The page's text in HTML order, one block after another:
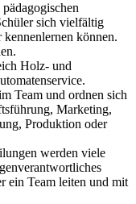
sich vielfältig
können.
Holz- und
Team und ordnen sich
Marketing,
Produktion oder
werden viele
ein Team leiten und mit